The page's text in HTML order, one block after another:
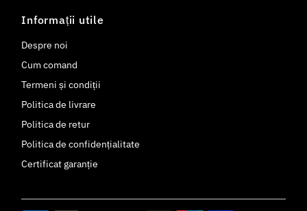
Informații utile
Despre noi
Cum comand
Termeni și condiții
Politica de livrare
Politica de retur
Politica de confidențialitate
Certificat garanție